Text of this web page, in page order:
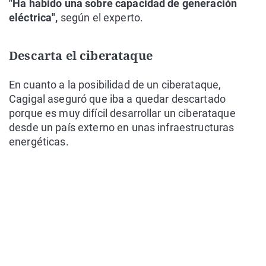
"Ha habido una sobre capacidad de generación
eléctrica", según el experto.
Descarta el ciberataque
En cuanto a la posibilidad de un ciberataque,
Cagigal aseguró que iba a quedar descartado
porque es muy difícil desarrollar un ciberataque
desde un país externo en unas infraestructuras
energéticas.